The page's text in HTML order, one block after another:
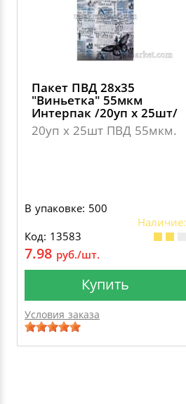
Пакет ПВД 28х35
"Виньетка" 55мкм
Интерпак /20уп х 25шт/
20уп х 25шт ПВД 55мкм.
В упаковке: 500
Наличие:
Код: 13583
7.98 руб./шт.
Купить
Условия заказа